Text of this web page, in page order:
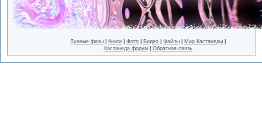
Лунные фазы Книги Фото Видео Файлы Мир Кастанеды
Кастанеда форум| Обратная связь